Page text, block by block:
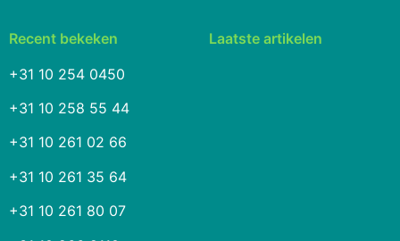
Recent bekeken
+31 10 254 0450
+31 10 258 55 44
+31 10 261 02 66
+31 10 261 35 64
+31 10 261 80 07
Laatste artikelen